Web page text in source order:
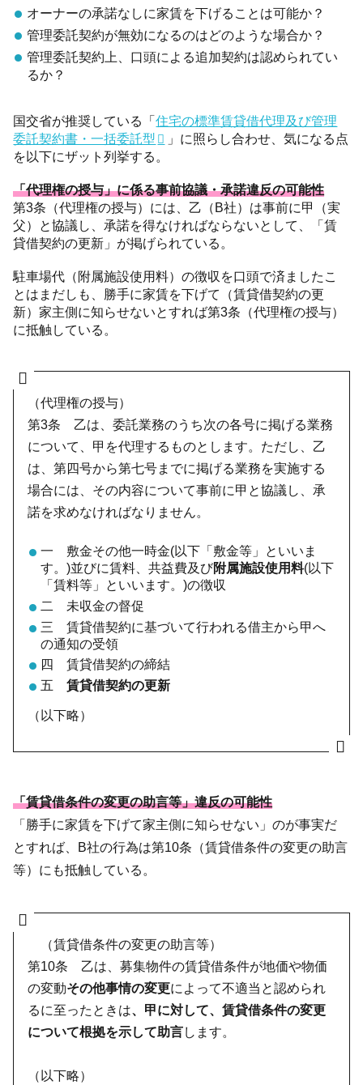
オーナーの承諾なしに家賃を下げることは可能か？
管理委託契約が無効になるのはどのような場合か？
管理委託契約上、口頭による追加契約は認められてい
るか？
国交省が推奨している「住宅の標準賃貸借代理及び管理
委託契約書・一括委託型
」に照らし合わせ、気になる点
を以下にザット列挙する。
「代理権の授与」に係る事前協議・承諾違反の可能性
第3条（代理権の授与）には、乙（B社）は事前に甲（実
父）と協議し、承諾を得なければならないとして、「賃
貸借契約の更新」が掲げられている。
駐車場代（附属施設使用料）の徴収を口頭で済ましたこ
とはまだしも、勝手に家賃を下げて（賃貸借契約の更
新）家主側に知らせないとすれば第3条（代理権の授与）
に抵触している。
（代理権の授与）
第3条 乙は、委託業務のうち次の各号に掲げる業務
について、甲を代理するものとします。ただし、乙
は、第四号から第七号までに掲げる業務を実施する
場合には、その内容について事前に甲と協議し、承
諾を求めなければなりません。
一 敷金その他一時金(以下「敷金等」といいま
す。)並びに賃料、共益費及び附属施設使用料(以下
「賃料等」といいます。)の徴収
二 未収金の督促
三 賃貸借契約に基づいて行われる借主から甲へ
の通知の受領
四 賃貸借契約の締結
五 賃貸借契約の更新
（以下略）
「賃貸借条件の変更の助言等」違反の可能性
「勝手に家賃を下げて家主側に知らせない」のが事実だ
とすれば、B社の行為は第10条（賃貸借条件の変更の助言
等）にも抵触している。
（賃貸借条件の変更の助言等）
第10条 乙は、募集物件の賃貸借条件が地価や物価
の変動その他事情の変更によって不適当と認められ
るに至ったときは、甲に対して、賃貸借条件の変更
について根拠を示して助言します。
（以下略）